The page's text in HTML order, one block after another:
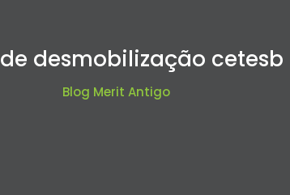
desmobilização cetesb
Blog Merit Antigo